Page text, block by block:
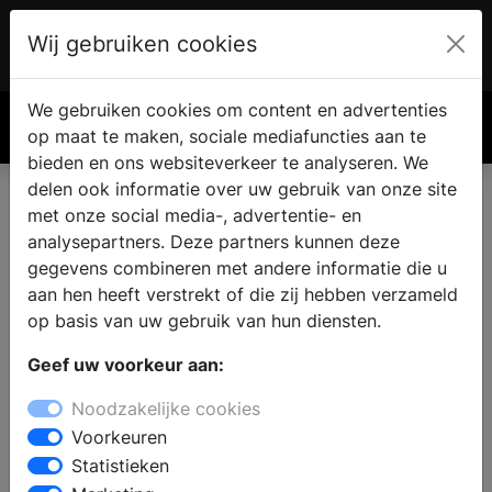
€ 0.00
Wij gebruiken cookies
We gebruiken cookies om content en advertenties
op maat te maken, sociale mediafuncties aan te
bieden en ons websiteverkeer te analyseren. We
delen ook informatie over uw gebruik van onze site
met onze social media-, advertentie- en
analysepartners. Deze partners kunnen deze
gegevens combineren met andere informatie die u
aan hen heeft verstrekt of die zij hebben verzameld
op basis van uw gebruik van hun diensten.
Geef uw voorkeur aan:
Noodzakelijke cookies
Voorkeuren
Statistieken